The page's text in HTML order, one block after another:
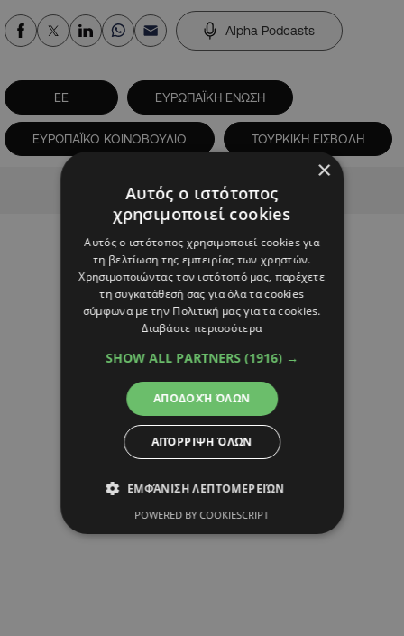
Alpha Podcasts
ΕΕ ΕΥΡΩΠΑΪΚΗ ΕΝΩΣΗ
ΕΥΡΩΠΑΪΚΟ ΚΟΙΝΟΒΟΥΛΙΟ ΤΟΥΡΚΙΚΗ ΕΙΣΒΟΛΗ
×
Αυτός ο ιστότοπος
χρησιμοποιεί cookies
Αυτός ο ιστότοπος χρησιμοποιεί cookies για
τη βελτίωση της εμπειρίας των χρηστών.
Χρησιμοποιώντας τον ιστότοπό μας, παρέχετε
τη συγκατάθεσή σας για όλα τα cookies
σύμφωνα με την Πολιτική μας για τα cookies.
Διαβάστε περισσότερα
SHOW ALL PARTNERS (1916) →
ΑΠΟΔΟΧΉ ΌΛΩΝ
ΑΠΌΡΡΙΨΗ ΌΛΩΝ
ΕΜΦΆΝΙΣΗ ΛΕΠΤΟΜΕΡΕΙΏΝ
POWERED BY COOKIESCRIPT